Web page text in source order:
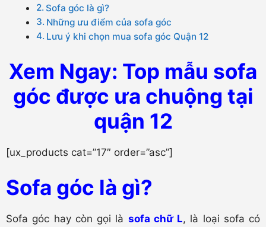
Sofa góc là gì?
Những ưu điểm của sofa góc
Lưu ý khi chọn mua sofa góc Quận 12
Xem Ngay: Top mẫu sofa
góc được ưa chuộng tại
quận 12
[ux_products cat=”17″ order=”asc”]
Sofa góc là gì?
Sofa góc hay còn gọi là sofa chữ L, là loại sofa có